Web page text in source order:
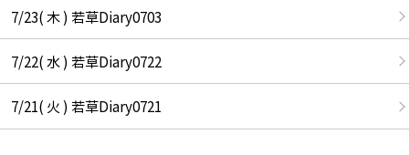
7/23( 木 ) 若草Diary0703
7/22( 水 ) 若草Diary0722
7/21( 火 ) 若草Diary0721